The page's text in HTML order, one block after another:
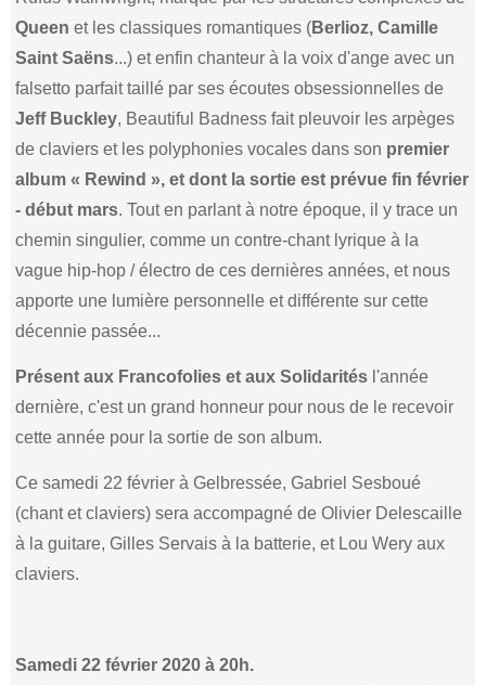
Queen et les classiques romantiques (Berlioz, Camille
Saint Saëns...) et enfin chanteur à la voix d'ange avec un
falsetto parfait taillé par ses écoutes obsessionnelles de
Jeff Buckley, Beautiful Badness fait pleuvoir les arpèges
de claviers et les polyphonies vocales dans son premier
album « Rewind », et dont la sortie est prévue fin février
- début mars. Tout en parlant à notre époque, il y trace un
chemin singulier, comme un contre-chant lyrique à la
vague hip-hop / électro de ces dernières années, et nous
apporte une lumière personnelle et différente sur cette
décennie passée...
Présent aux Francofolies et aux Solidarités l'année
dernière, c'est un grand honneur pour nous de le recevoir
cette année pour la sortie de son album.
Ce samedi 22 février à Gelbressée, Gabriel Sesboué
(chant et claviers) sera accompagné de Olivier Delescaille
à la guitare, Gilles Servais à la batterie, et Lou Wery aux
claviers.
Samedi 22 février 2020 à 20h.